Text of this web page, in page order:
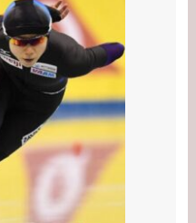
身大学・高校のエピソ
ードまとめ！脱退理由
は何？
【学歴】中居正広の出
身大学・高校のエピソ
ードまとめ！ダンサー
武田舞香と結婚？